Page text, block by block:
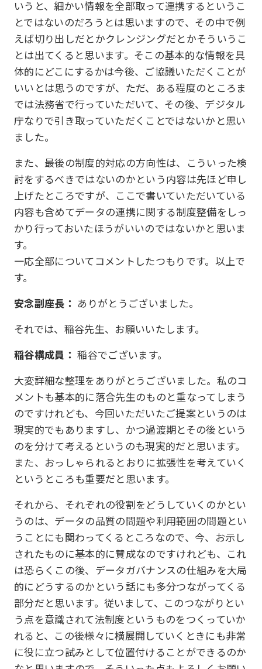
いうと、細かい情報を全部取って連携するというこ
とではないのだろうとは思いますので、その中で例
えば切り出しだとかクレンジングだとかそういうこ
とは出てくると思います。そこの基本的な情報を具
体的にどこにするかは今後、ご協議いただくことが
いいとは思うのですが、ただ、ある程度のところま
では法務省で行っていただいて、その後、デジタル
庁なりで引き取っていただくことではないかと思い
ました。
また、最後の制度的対応の方向性は、こういった検
討をするべきではないのかという内容は先ほど申し
上げたところですが、ここで書いていただいている
内容も含めてデータの連携に関する制度整備をしっ
かり行っておいたほうがいいのではないかと思いま
す。
一応全部についてコメントしたつもりです。以上で
す。
安念副座長： ありがとうございました。
それでは、稲谷先生、お願いいたします。
稲谷構成員： 稲谷でございます。
大変詳細な整理をありがとうございました。私のコ
メントも基本的に落合先生のものと重なってしまう
のですけれども、今回いただいたご提案というのは
現実的でもありますし、かつ過渡期とその後という
のを分けて考えるというのも現実的だと思います。
また、おっしゃられるとおりに拡張性を考えていく
というところも重要だと思います。
それから、それぞれの役割をどうしていくのかとい
うのは、データの品質の問題や利用範囲の問題とい
うことにも関わってくるところなので、今、お示し
されたものに基本的に賛成なのですけれども、これ
は恐らくこの後、データガバナンスの仕組みを大局
的にどうするのかという話にも多分つながってくる
部分だと思います。従いまして、このつながりとい
う点を意識されて法制度というものをつくっていか
れると、この後様々に横展開していくときにも非常
に役に立つ試みとして位置付けることができるのか